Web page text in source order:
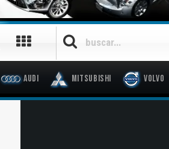
Audi Mitsubishi Volvo